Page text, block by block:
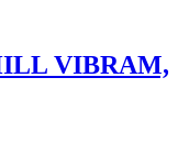
VIBRAM,